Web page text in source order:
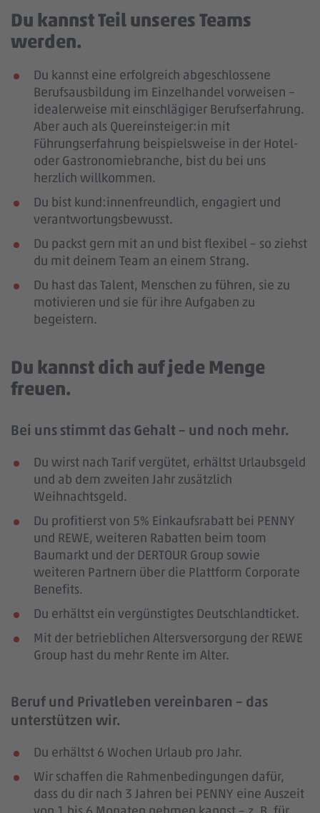
Du kannst Teil unseres Teams
werden.
Du kannst eine erfolgreich abgeschlossene
Berufsausbildung im Einzelhandel vorweisen –
idealerweise mit einschlägiger Berufserfahrung.
Aber auch als Quereinsteiger:in mit
Führungserfahrung beispielsweise in der Hotel-
oder Gastronomiebranche, bist du bei uns
herzlich willkommen.
Du bist kund:innenfreundlich, engagiert und
verantwortungsbewusst.
Du packst gern mit an und bist flexibel – so ziehst
du mit deinem Team an einem Strang.
Du hast das Talent, Menschen zu führen, sie zu
motivieren und sie für ihre Aufgaben zu
begeistern.
Du kannst dich auf jede Menge
freuen.
Bei uns stimmt das Gehalt – und noch mehr.
Du wirst nach Tarif vergütet, erhältst Urlaubsgeld
und ab dem zweiten Jahr zusätzlich
Weihnachtsgeld.
Du profitierst von 5% Einkaufsrabatt bei PENNY
und REWE, weiteren Rabatten beim toom
Baumarkt und der DERTOUR Group sowie
weiteren Partnern über die Plattform Corporate
Benefits.
Du erhältst ein vergünstigtes Deutschlandticket.
Mit der betrieblichen Altersversorgung der REWE
Group hast du mehr Rente im Alter.
Beruf und Privatleben vereinbaren – das
unterstützen wir.
Du erhältst 6 Wochen Urlaub pro Jahr.
Wir schaffen die Rahmenbedingungen dafür,
dass du dir nach 3 Jahren bei PENNY eine Auszeit